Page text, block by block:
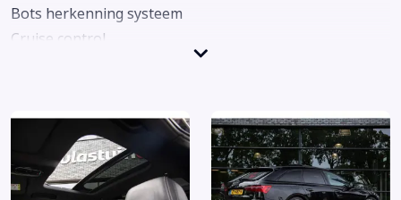
Bots herkenning systeem
Cruise control
Elektrisch glazen panorama-dak
Lichtmetalen velgen 5-spaaks 21"
Luxe lederen bekleding
Matrix-ledkoplampen (PX6)
Matrix LED koplampen